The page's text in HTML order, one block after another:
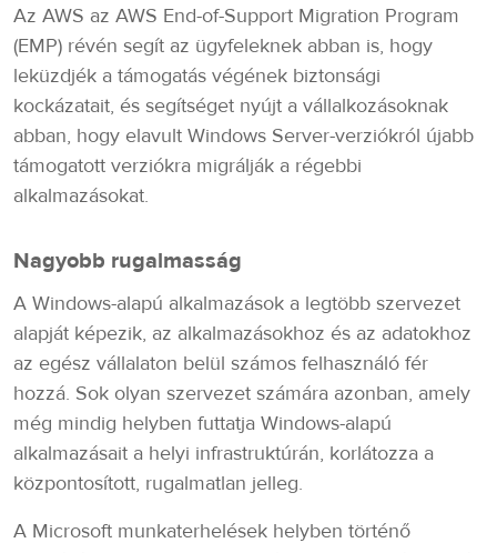
Az AWS az AWS End-of-Support Migration Program
(EMP) révén segít az ügyfeleknek abban is, hogy
leküzdjék a támogatás végének biztonsági
kockázatait, és segítséget nyújt a vállalkozásoknak
abban, hogy elavult Windows Server-verziókról újabb
támogatott verziókra migrálják a régebbi
alkalmazásokat.
Nagyobb rugalmasság
A Windows-alapú alkalmazások a legtöbb szervezet
alapját képezik, az alkalmazásokhoz és az adatokhoz
az egész vállalaton belül számos felhasználó fér
hozzá. Sok olyan szervezet számára azonban, amely
még mindig helyben futtatja Windows-alapú
alkalmazásait a helyi infrastruktúrán, korlátozza a
központosított, rugalmatlan jelleg.
A Microsoft munkaterhelések helyben történő